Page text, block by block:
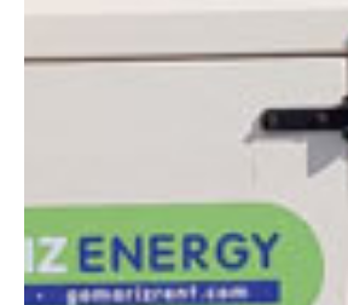
Anchura:1.40 m
ESPECIFICACIONES
Motor:Diésel
Potencia:4x120 W
Ver ficha técnica